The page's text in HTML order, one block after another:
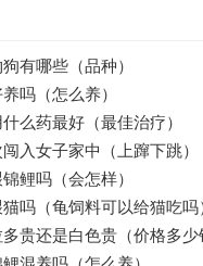
有哪些（品种）
吗（怎么养）
么药最好（最佳治疗）
入女子家中（上蹿下跳）
鲤吗（会怎样）
吗（龟饲料可以给猫吃吗
贵还是白色贵（价格多少